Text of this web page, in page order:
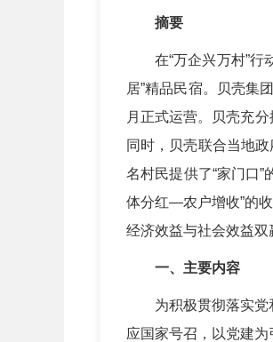
摘要
在“万企兴万村”行动
居”精品民宿。贝壳集
月正式运营。贝壳充
同时，贝壳联合当地
名村民提供了“家门口
体分红—农户增收”的
经济效益与社会效益双
一、主要内容
为积极贯彻落实党和
应国家号召，以党建为